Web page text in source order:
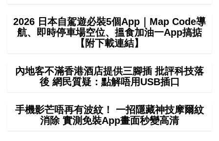
2026 日本自駕遊必裝5個App｜Map Code導
航、即時停車場空位、搵食加油一App搞掂
【附下載連結】
內地客不滿香港酒店提供三腳插 批評科技落
後 網民質疑：點解唔用USB插口
手機影芒唔再有波紋！ 一招隱藏神技摩爾紋
消除 實測免裝App畫面秒變高清